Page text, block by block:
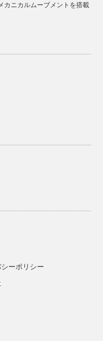
カニカルムーブメントを搭載
ーポリシー